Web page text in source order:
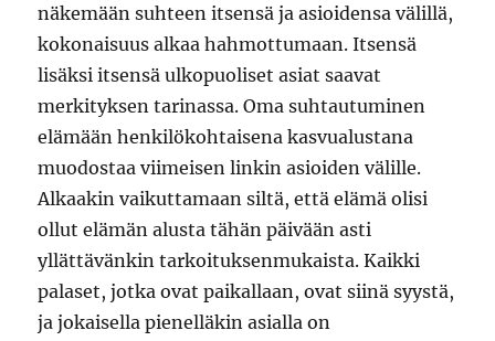
näkemään suhteen itsensä ja asioidensa välillä,
kokonaisuus alkaa hahmottumaan. Itsensä
lisäksi itsensä ulkopuoliset asiat saavat
merkityksen tarinassa. Oma suhtautuminen
elämään henkilökohtaisena kasvualustana
muodostaa viimeisen linkin asioiden välille.
Alkaakin vaikuttamaan siltä, että elämä olisi
ollut elämän alusta tähän päivään asti
yllättävänkin tarkoituksenmukaista. Kaikki
palaset, jotka ovat paikallaan, ovat siinä syystä,
ja jokaisella pienelläkin asialla on